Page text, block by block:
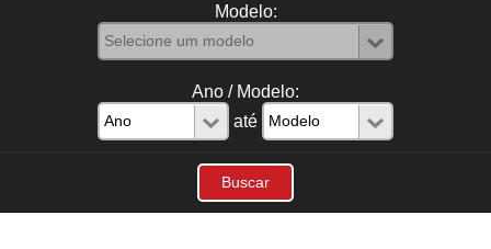
Modelo:
Ano / Modelo:
até